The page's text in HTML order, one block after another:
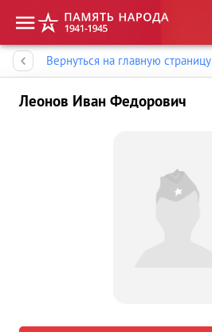
Вернуться на главную страницу
Леонов Иван Федорович
Память народа